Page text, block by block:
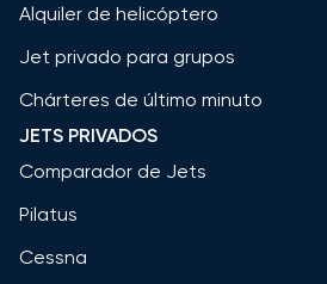
Alquiler de helicóptero
Jet privado para grupos
Chárteres de último minuto
JETS PRIVADOS
Comparador de Jets
Pilatus
Cessna